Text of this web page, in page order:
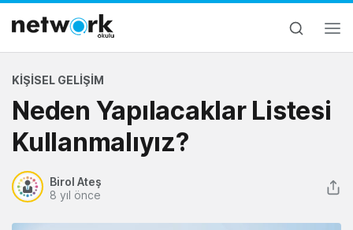
KIŞISEL GELIŞIM
Neden Yapılacaklar Listesi
Kullanmalıyız?
Birol Ateş
8 yıl önce